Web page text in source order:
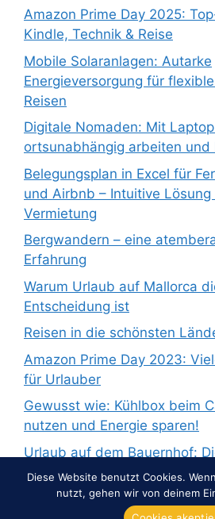
Amazon Prime Day 2025:
Kindle, Technik & Reise
Mobile Solaranlagen: Autarke
Energieversorgung für
Reisen
Digitale Nomaden: Mit
ortsunabhängig arbeiten und
Belegungsplan in Excel für
und Airbnb – Intuitive Lösung
Vermietung
Bergwandern – eine
Erfahrung
Warum Urlaub auf Mallorca
Entscheidung ist
Reisen in die schönsten
Amazon Prime Day 2023:
für Urlauber
Gewusst wie: Kühlbox beim
nutzen und Energie sparen!
Urlaub auf dem Bauernhof:
Pauschalurlaub
Diese Website benutzt Cookies.
nutzt, gehen wir von deinem